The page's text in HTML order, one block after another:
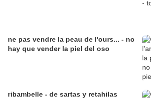
ne pas vendre la peau de l'ours... - no
hay que vender la piel del oso
ribambelle - de sartas y retahilas